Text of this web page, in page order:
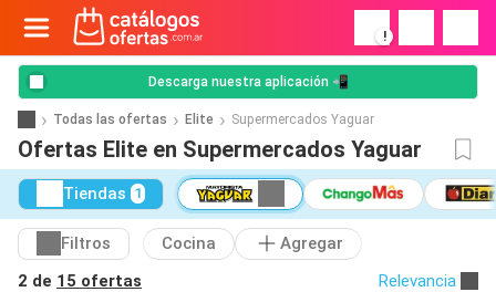
!
Descarga nuestra aplicación 📲
Todas las ofertas Elite Supermercados Yaguar
Ofertas Elite en Supermercados Yaguar
Tiendas 1
Filtros Cocina
Agregar
2 de 15 ofertas Relevancia